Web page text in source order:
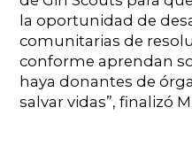
la oportunidad de
comunitarias de
conforme aprendan
haya donantes de
salvar vidas”, finalizó